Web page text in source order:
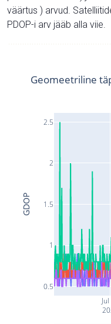
väärtus ) arvud.
PDOP-i arv jääb alla viie.
0.5
1
1.5
2
2.5
Geomeetriline
GDOP